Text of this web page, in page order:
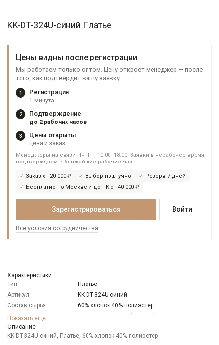
KK-DT-324U-синий Платье
Цены видны после регистрации
Мы работаем только оптом. Цену откроет менеджер — после
того, как подтвердит вашу заявку.
1 Регистрация
1 минута
2 Подтверждение
до 2 рабочих часов
3 Цены открыты
цена и заказ
Менеджеры на связи Пн–Пт, 10:00–18:00. Заявки в нерабочее время
подтверждаем в ближайшие рабочие часы.
Заказ от 20 000 ₽ Выбор поштучно
Резерв 7 дней
Бесплатно по Москве и до ТК от 40 000 ₽
Зарегистрироваться Войти
Все условия сотрудничества
Характеристики
Тип
Платье
Артикул
KK-DT-324U-синий
Состав сырья
60% хлопок 40% полиэстер
Бренд
Модель
Цвет
Синий
Показать еще
Описание
KK-DT-324U-синий, Платье, 60% хлопок 40% полиэстер